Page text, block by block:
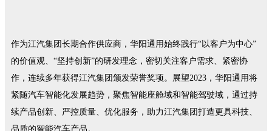
作为江汽集团长期合作供应商，华阳通用始终践行“以客户为中心”
的价值观、“坚持创新”的研发理念，密切关注客户需求、紧密协
作，连续多年获得江汽集团颁发荣誉奖项。展望2023，华阳通用将
紧随汽车智能化发展趋势，聚焦智能座舱域和智能驾驶域，通过持
续产品创新、严控质量、优化服务，助力江汽集团打造更具科技、
品质的智能汽车产品。